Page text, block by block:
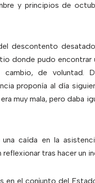
y principios de
descontento
donde pudo encontrar
de voluntad.
proponía al día
muy mala, pero daba
una caída en la
tras hacer un
en el conjunto del